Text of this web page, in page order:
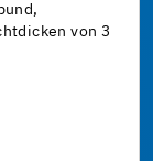
von 3